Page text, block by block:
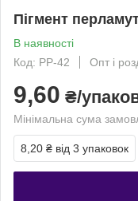
Пігмент
В наявності
Код: РР-42
Опт і
9,60 ₴/
Мінімальна сума
8,20 ₴ від 3 упаковок